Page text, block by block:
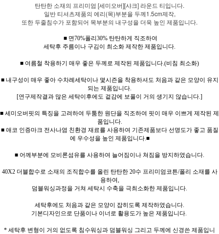
탄탄한 소재의 프리미엄 [세미오버][샤크] 라운드 티입니다.
일반 티셔츠제품의 에리(목)부분을 두께1.5cm제작,
또한 두줄침수가 포함되어 목부분의 내구성을 더욱 높인 제품입니다.
■ 면70%폴리30% 탄탄하게 직조하여
세탁후 주름이나 구김이 최소화 제작한 제품입니다.
■ 여름철 착용하기 매우 좋은 두께로 제작된 제품입니다. (비침 최소화)
■ 내구성이 매우 좋아 수차례세탁이나 몇시즌을 착용하셔도 처음과 같은 모양이 유지
되는 제품입니다.
[연구제작결과 많은 세탁이후에도 겉감에 보풀이 거의 생기지 않습니다.]
■ 세미오버핏의 특징을 고려하여 두툼한 원단을 직조하여 핏이 매우 이쁘게 제작된 제
품입니다.
■ 애코 인증마크 전사나염 친환경 재료를 사용하여 기존제품보다 선명도가 좋고 품질
에 우수성을 높인 제품입니다.■
■ 어께부분에 모비론섬유를 사용하여 늘어짐이나 쳐짐을 방지하였습니다.
40X2 더블합수로 소재의 조직합수를 올린 탄탄한 20수 프리미엄코튼/폴리 소재를 사
용하여,
덤블워싱과정을 거쳐 세탁시 수축을 극최소화한 제품입니다.
세탁후에도 처음과 같은 모양이 잡히도록 제작하였습니다.
기본디자인으로 단품이나 이너로 활용도가 높은 제품입니다.
* 세탁후 변형이 거의 없도록 침수워싱과 덤블워싱 그리고 두께에 신경쓴 제품입니